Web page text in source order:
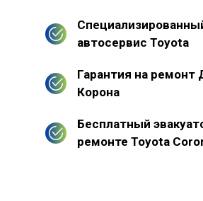
автосервис Toyota
Гарантия на ремонт
Корона
Бесплатный
ремонте Toyota